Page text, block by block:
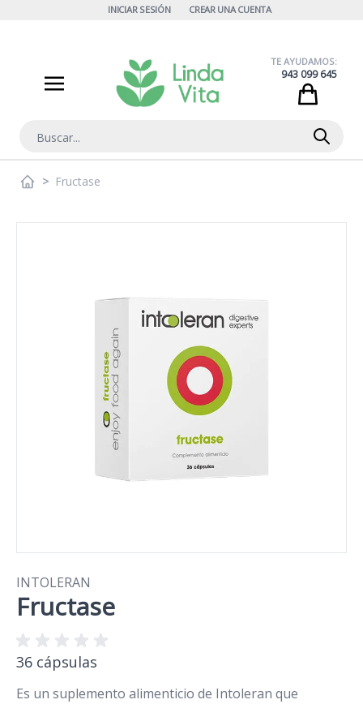
INICIAR SESIÓN CREAR UNA CUENTA
Buscar
TE AYUDAMOS:
943 099 645
> Fructase
INTOLERAN
Fructase
36 cápsulas
Es un suplemento alimenticio de Intoleran que